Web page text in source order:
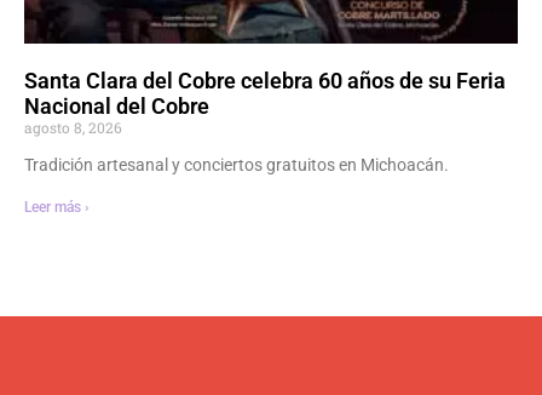
Santa Clara del Cobre celebra 60 años de su Feria
Nacional del Cobre
agosto 8, 2026
Tradición artesanal y conciertos gratuitos en Michoacán.
Leer más ›